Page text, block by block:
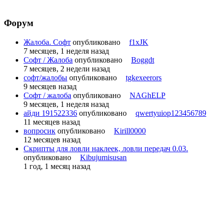
Форум
Жалоба. Софт опубликовано
f1xJK
7 месяцев, 1 неделя назад
Софт / Жалоба опубликовано
Boggdt
7 месяцев, 2 недели назад
софт/жалобы опубликовано
tgkexeerors
9 месяцев назад
Софт / жалоба опубликовано
NAGhELP
9 месяцев, 1 неделя назад
айди 191522336 опубликовано
qwertyuiop123456789
11 месяцев назад
вопросик опубликовано
Kirill0000
12 месяцев назад
Скрипты для ловли наклеек, ловли передач 0.03.
опубликовано
Kibujumisusan
1 год, 1 месяц назад